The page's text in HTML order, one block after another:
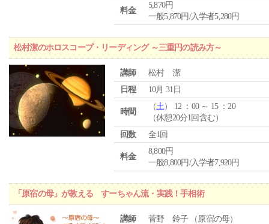
料金
5,870円
一般5,870円/入学者5,280円
松村潔のホロスコープ・リーディング ～三重円の読み方～
講師
松村 潔
日程
10月 31日
時間
（土） 12 ：00 ～ 15 ：20
（休憩20分1回含む）
回数
全1回
料金
8,800円
一般8,800円/入学者7,920円
「原宿の母」が教える すーちゃん流・実践！手相術
講師
菅野 鈴子 （原宿の母）